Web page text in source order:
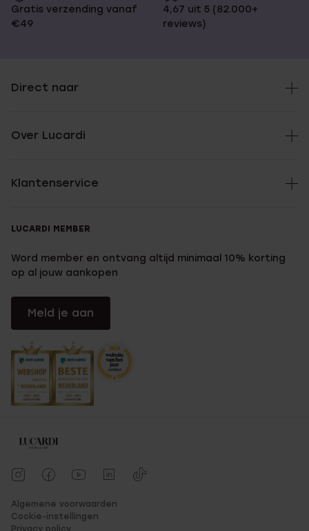
Gratis verzending vanaf
€49
4,67 uit 5 (82.000+
reviews)
Direct naar
Over Lucardi
Klantenservice
LUCARDI MEMBER
Word member en ontvang altijd minimaal 10% korting
op al jouw aankopen
Meld je aan
Algemene voorwaarden
Cookie-instellingen